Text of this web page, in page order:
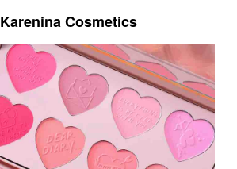
Karenina Cosmetics